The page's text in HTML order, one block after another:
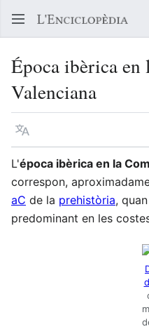
Época ibèrica
Valenciana
Llegir en un atre idioma
L'época ibèrica en la
correspon,
aC de la prehistòria,
predominant en les